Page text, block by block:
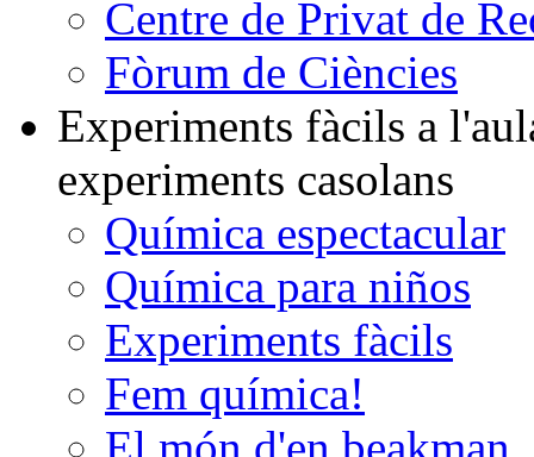
Centre de Privat de
Fòrum de Ciències
Experiments fàcils a
experiments casolans
Química espectacular
Química para niños
Experiments fàcils
Fem química!
El món d'en beakman